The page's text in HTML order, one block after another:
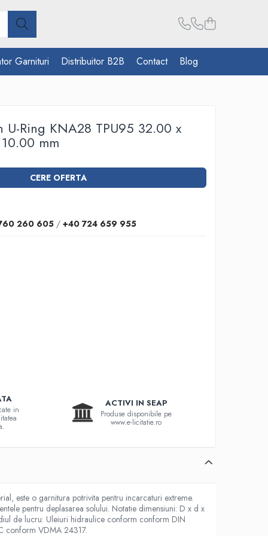
Garnituri Distribuitor B2B Contact Blog
U-Ring KNA28 TPU95 32.00 x
mm
CERE OFERTA
260 605 /+40 724 659 955
in
ACTIVI IN SEAP
Produse disponibile pe
www.e-licitatie.ro
este o garnitura potrivita pentru incarcaturi extreme.
pentru deplasarea solului. Notatie dimensiuni: D x d x
de lucru: Uleiuri hidraulice conform conform DIN
conform VDMA 24317.